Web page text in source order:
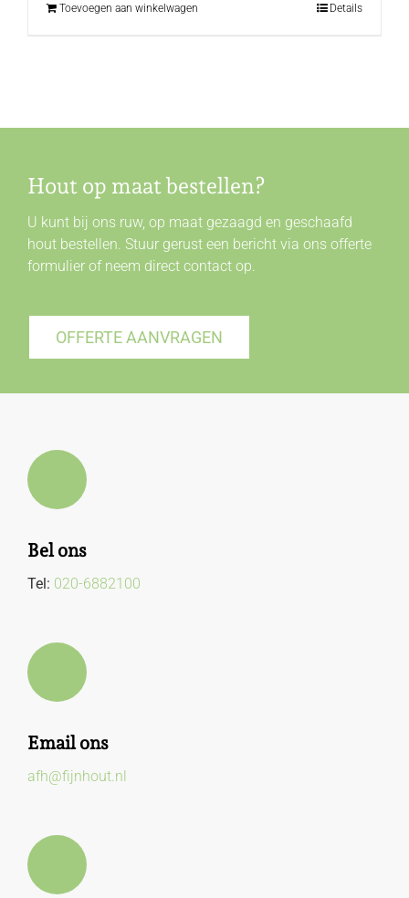
Toevoegen aan winkelwagen Details
Hout op maat bestellen?
U kunt bij ons ruw, op maat gezaagd en geschaafd
hout bestellen. Stuur gerust een bericht via ons offerte
formulier of neem direct contactop.
OFFERTE AANVRAGEN
Bel ons
Tel: 020-6882100
Email ons
afh@fijnhout.nl